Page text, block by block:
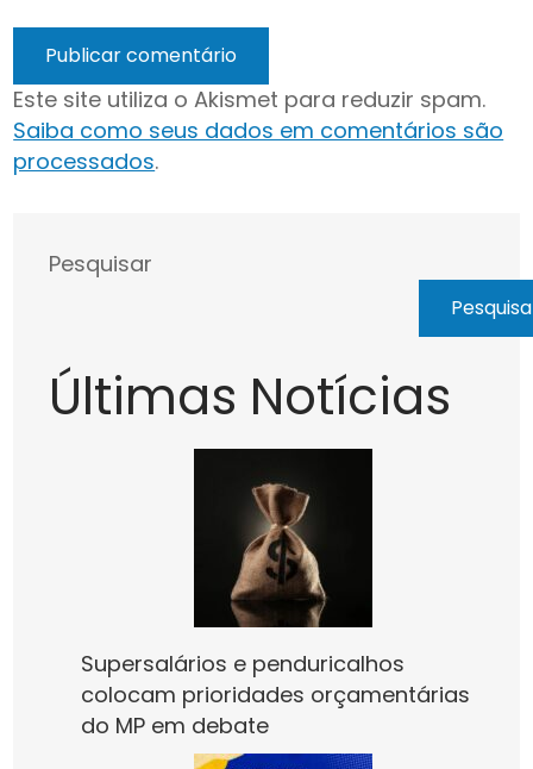
Este site utiliza o Akismet para reduzir spam.
Saiba como seus dados em comentários são
processados.
Pesquisar
Últimas Notícias
Supersalários e penduricalhos
colocam prioridades orçamentárias
do MP em debate